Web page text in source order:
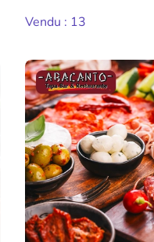
Vendu : 13